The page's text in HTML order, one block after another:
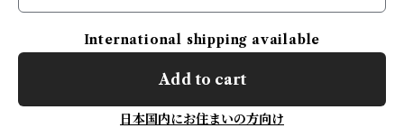
International shipping available
Add to cart
日本国内にお住まいの方向け